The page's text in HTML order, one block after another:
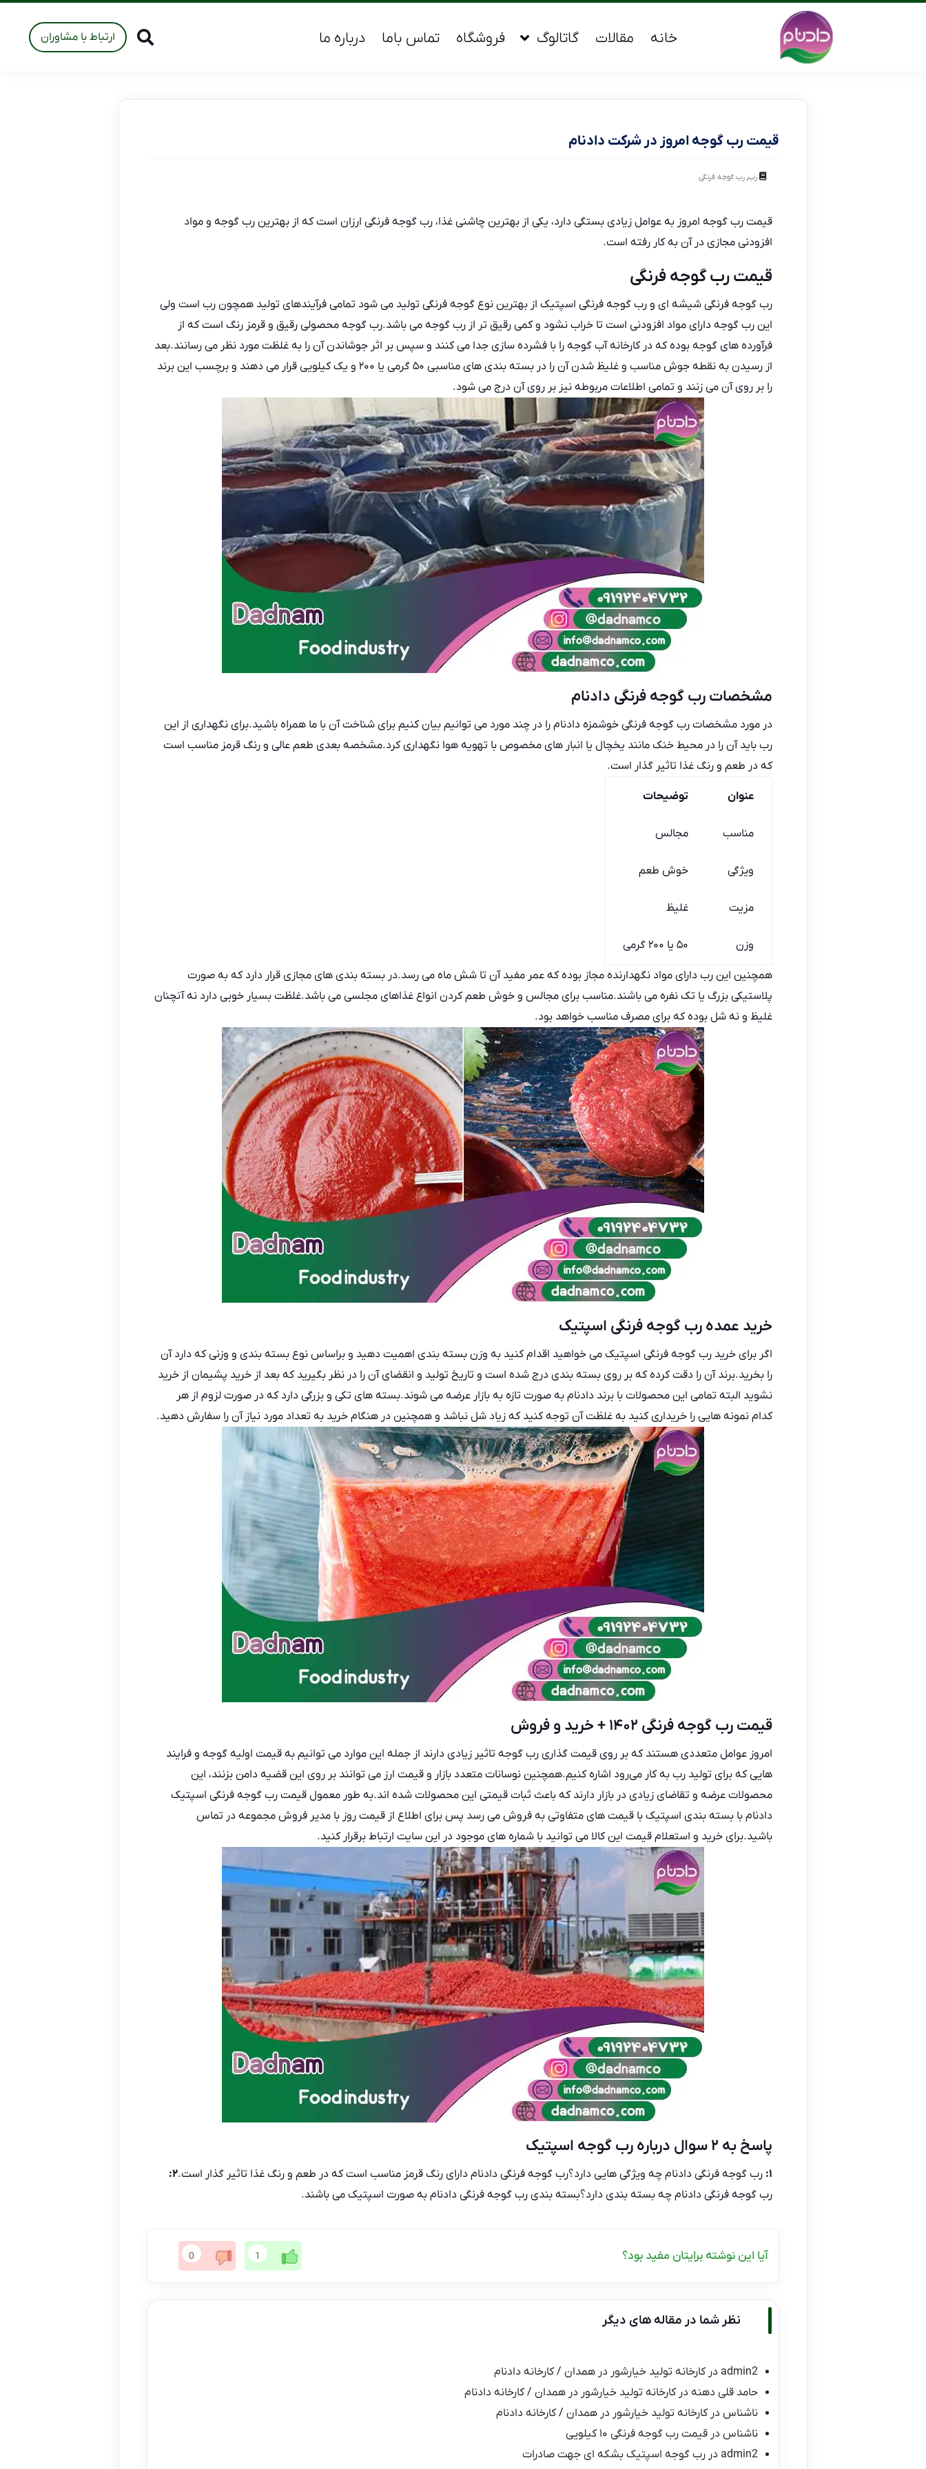
خانه مقالات گاتالوگ فروشگاه تماس باما درباره ما ارتباط با مشاوران
قیمت رب گوجه امروز در شرکت دادنام
رب, رب گوجه فرنگی
قیمت رب گوجه امروز به عوامل زیادی بستگی دارد، یکی از بهترین چاشنی غذا، رب گوجه فرنگی ارزان است که از بهترین رب گوجه و مواد
افزودنی مجازی در آن به کار رفته است.
قیمت رب گوجه فرنگی
رب گوجه فرنگی شیشه ای و رب گوجه فرنگی اسپتیک از بهترین نوع گوجه فرنگی تولید می شود تمامی فرآیندهای تولید همچون رب است ولی
این رب گوجه دارای مواد افزودنی است تا خراب نشود و کمی رقیق تر از رب گوجه می باشد.رب گوجه محصولی رقیق و قرمز رنگ است که از
فرآورده های گوجه بوده که در کارخانه آب گوجه را با فشرده سازی جدا می کنند و سپس بر اثر جوشاندن آن را به غلظت مورد نظر می رسانند.بعد
از رسیدن به نقطه جوش مناسب و غلیظ شدن آن را در بسته بندی های مناسبی ۵۰ گرمی یا ۲۰۰ و یک کیلویی قرار می دهند و برچسب این برند
را بر روی آن می زنند و تمامی اطلاعات مربوطه نیز بر روی آن درج می شود.
مشخصات رب گوجه فرنگی دادنام
در مورد مشخصات رب گوجه فرنگی خوشمزه دادنام را در چند مورد می توانیم بیان کنیم برای شناخت آن با ما همراه باشید.برای نگهداری از این
رب باید آن را در محیط خنک مانند یخچال یا انبار های مخصوص با تهویه هوا نگهداری کرد.مشخصه بعدی طعم‌ عالی و رنگ‌ قرمز مناسب است
که در طعم و رنگ غذا تاثیر گذار است.
عنوان توضیحات
مناسب مجالس
ویژگی خوش طعم
مزیت غلیظ
وزن ۵۰ یا ۲۰۰ گرمی
همچنین این رب دارای مواد نگهدارنده مجاز بوده که عمر مفید آن تا شش ماه می رسد.در بسته بندی های مجازی قرار دارد که به صورت
پلاستیکی بزرگ یا تک‌ نفره می باشند.مناسب برای مجالس و خوش طعم کردن انواع غذاهای مجلسی می باشد.غلظت بسیار خوبی دارد نه آنچنان
غلیظ و نه شل بوده که برای مصرف مناسب خواهد بود.
خرید عمده رب گوجه فرنگی اسپتیک
اگر برای خرید رب گوجه فرنگی اسپتیک می خواهید اقدام کنید به وزن بسته بندی اهمیت دهید و براساس نوع بسته بندی و وزنی که دارد آن
را بخرید.برند آن را دقت کرده که بر روی بسته بندی درج شده است و تاریخ تولید و انقضای آن را در نظر بگیرید که بعد از خرید پشیمان از خرید
نشوید البته تمامی این محصولات با برند دادنام به صورت تازه به بازار عرضه می شوند.بسته های تکی و بزرگی دارد که در صورت لزوم از هر
کدام نمونه هایی را خریداری کنید به غلظت آن توجه کنید که زیاد شل نباشد و همچنین در هنگام خرید به تعداد مورد نیاز آن را سفارش دهید.
قیمت رب گوجه فرنگی ۱۴۰۲ + خرید و فروش
امروز عوامل متعددی هستند که بر روی قیمت گذاری رب گوجه تاثیر زیادی دارند از جمله این موارد می توانیم به قیمت اولیه گوجه و فرایند
هایی که برای تولید رب به کار می‌رود اشاره کنیم.همچنین نوسانات متعدد بازار و قیمت ارز می‌ توانند بر روی این قضیه دامن بزنند، این
محصولات عرضه و تقاضای زیادی در بازار دارند که باعث ثبات قیمتی این محصولات شده اند.به طور معمول قیمت رب گوجه فرنگی اسپتیک
دادنام با بسته بندی اسپتیک با قیمت های متفاوتی به فروش می رسد پس برای اطلاع از قیمت روز با مدیر فروش مجموعه در تماس
باشید.برای خرید و استعلام قیمت این کالا می توانید با شماره های موجود در این سایت ارتباط برقرار کنید.
پاسخ به ۲ سوال درباره رب گوجه اسپتیک
۱: رب گوجه فرنگی دادنام چه ویژگی هایی دارد؟رب گوجه فرنگی دادنام دارای رنگ‌ قرمز مناسب است که در طعم و رنگ غذا تاثیر گذار است.۲:
رب گوجه فرنگی دادنام چه بسته بندی دارد؟بسته بندی رب گوجه فرنگی دادنام به صورت اسپتیک می باشند.
آیا این نوشته برایتان مفید بود؟ 1
0
نظر شما در مقاله های دیگر
admin2 درکارخانه تولید خیارشور در همدان / کارخانه دادنام
حامد قلی دهنه درکارخانه تولید خیارشور در همدان / کارخانه دادنام
ناشناس درکارخانه تولید خیارشور در همدان / کارخانه دادنام
ناشناس در قیمت رب گوجه فرنگی ۱۰ کیلویی
admin2 در رب گوجه اسپتیک بشکه ای جهت صادرات